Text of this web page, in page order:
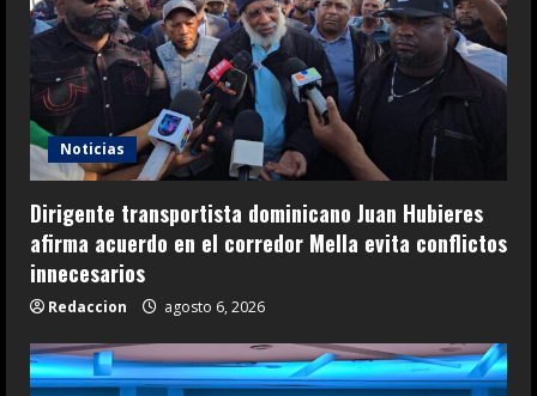
Noticias
Dirigente transportista dominicano Juan Hubieres
afirma acuerdo en el corredor Mella evita conflictos
innecesarios
Redaccion agosto 6, 2026